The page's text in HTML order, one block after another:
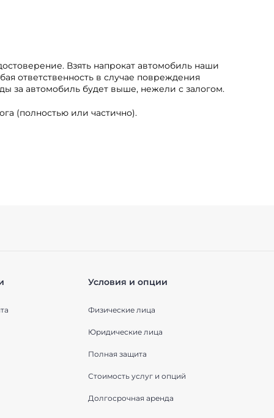
Взять напрокат автомобиль наши
ответственность в случае повреждения
за автомобиль будет выше, нежели с залогом.
(полностью или частично).
Условия и опции
Физические лица
Юридические лица
Полная защита
Стоимость услуг и опций
Долгосрочная аренда